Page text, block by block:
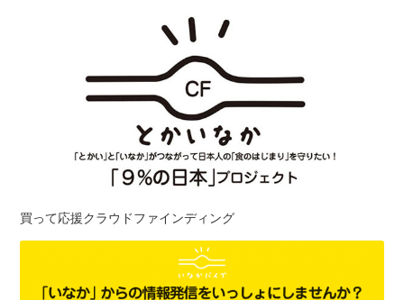
買って応援クラウドファインディング